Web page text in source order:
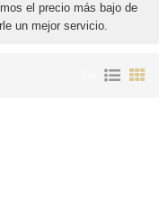
el precio más bajo de
un mejor servicio.